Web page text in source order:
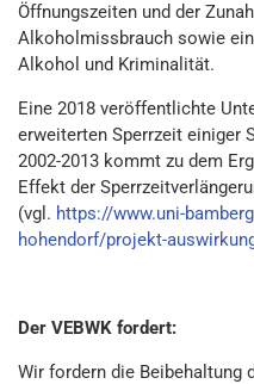
Öffnungszeiten und der
Alkoholmissbrauch sowie
Alkohol und Kriminalität.
Eine 2018 veröffentlichte
erweiterten Sperrzeit einiger
2002-2013 kommt zu dem
Effekt der
(vgl. https://www.uni-
hohendorf/projekt-
Der VEBWK fordert:
Wir fordern die Beibehaltung